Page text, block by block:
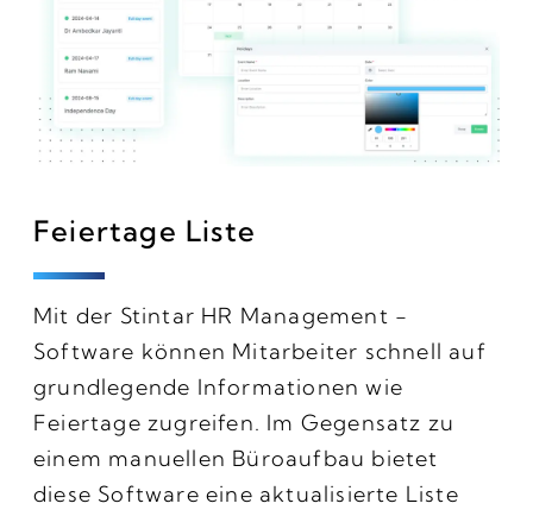
Feiertage Liste
Mit der Stintar HR Management -
Software können Mitarbeiter schnell auf
grundlegende Informationen wie
Feiertage zugreifen. Im Gegensatz zu
einem manuellen Büroaufbau bietet
diese Software eine aktualisierte Liste